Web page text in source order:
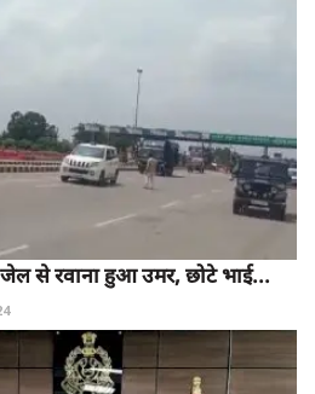
से रवाना हुआ उमर, छोटे भाई...